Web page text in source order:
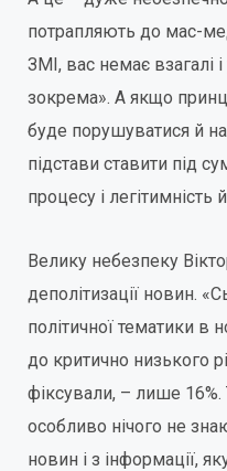
потрапляють до мас-
ЗМІ, вас немає взагалі
зокрема». А якщо
буде порушуватися й
підстави ставити під
процесу і легітимність
Велику небезпеку
деполітизації новин.
політичної тематики в
до критично низького
фіксували, – лише
особливо нічого не
новин і з інформації,